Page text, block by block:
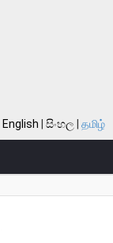
English සිංහල தமிழ்